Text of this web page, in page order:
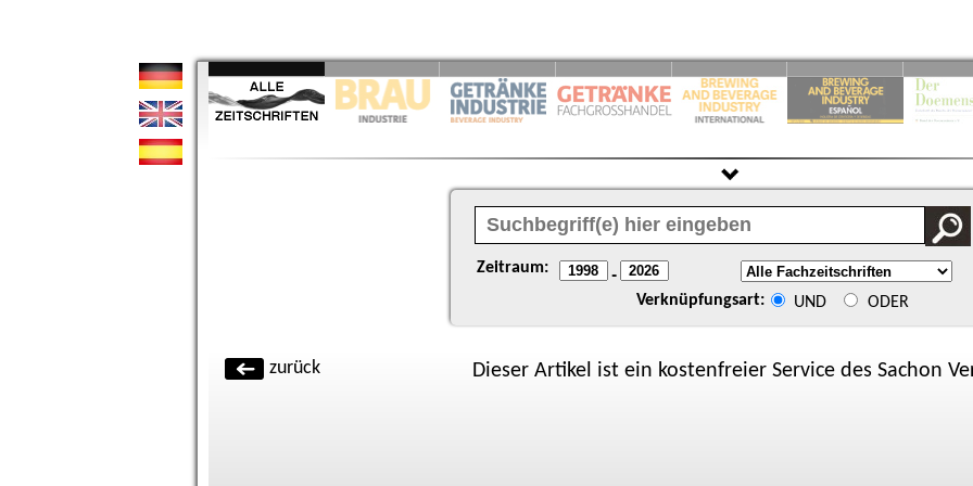
Zeitraum: -
Verknüpfungsart: UND ODER
zurück Dieser Artikel ist ein kostenfreier Service des Sachon